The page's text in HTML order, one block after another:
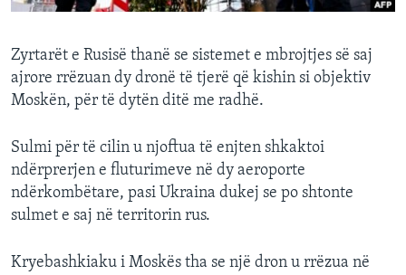
Zyrtarët e Rusisë thanë se sistemet e mbrojtjes së saj
ajrore rrëzuan dy dronë të tjerë që kishin si objektiv
Moskën, për të dytën ditë me radhë.
Sulmi për të cilin u njoftua të enjten shkaktoi
ndërprerjen e fluturimeve në dy aeroporte
ndërkombëtare, pasi Ukraina dukej se po shtonte
sulmet e saj në territorin rus.
Kryebashkiaku i Moskës tha se një dron u rrëzua në